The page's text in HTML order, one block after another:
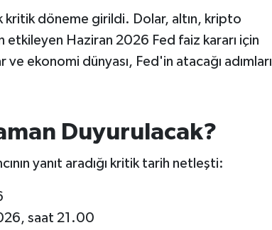
kritik döneme girildi. Dolar, altın, kripto
etkileyen Haziran 2026 Fed faiz kararı için
ve ekonomi dünyası, Fed'in atacağı adımları
Duyurulacak?
yanıt aradığı kritik tarih netleşti:
saat 21.00